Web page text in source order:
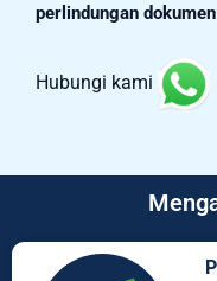
perlindungan
Hubungi kami